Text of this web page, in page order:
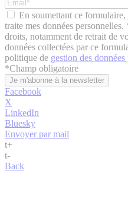
En soumettant ce
traite mes données
droits, notamment de retrait de
données collectées par ce
politique de gestion des
*Champ obligatoire
Facebook
X
LinkedIn
Bluesky
Envoyer par mail
t+
t-
Back